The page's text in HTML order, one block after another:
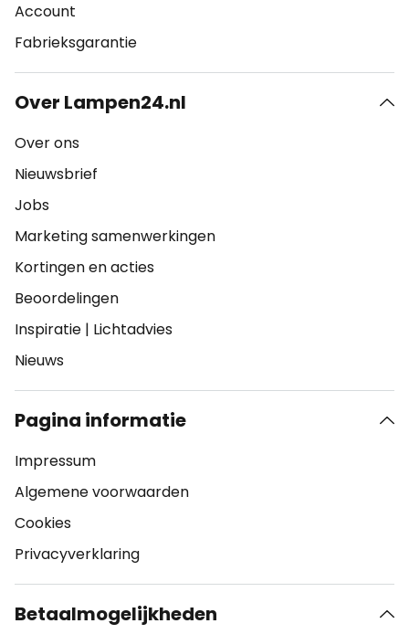
Account
Fabrieksgarantie
Over Lampen24.nl
Over ons
Nieuwsbrief
Jobs
Marketing samenwerkingen
Kortingen en acties
Beoordelingen
Inspiratie | Lichtadvies
Nieuws
Pagina informatie
Impressum
Algemene voorwaarden
Cookies
Privacyverklaring
Betaalmogelijkheden